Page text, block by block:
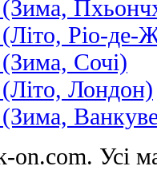
(Зима,
Ріо-де-
Сочі)
Лондон)
Усі